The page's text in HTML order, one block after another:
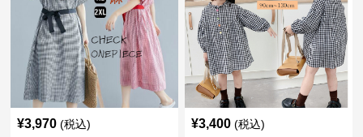
¥3,970 (税込) ¥3,400 (税込)